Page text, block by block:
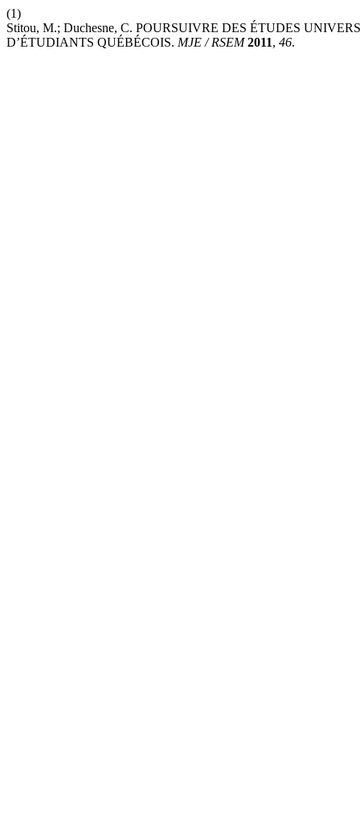
(1)
Stitou, M.; Duchesne, C. POURSUIVRE DES ÉTUDES
D’ÉTUDIANTS QUÉBÉCOIS. MJE / RSEM 2011, 46.